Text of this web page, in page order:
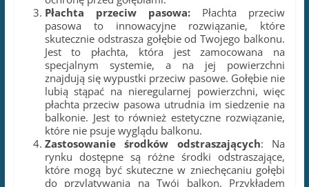
Płachta przeciw pasowa:Płachta przeciw
pasowa to innowacyjne rozwiązanie, które
skutecznie odstrasza gołębie od Twojego balkonu.
Jest to płachta, która jest zamocowana na
specjalnym systemie, a na jej powierzchni
znajdują się wypustki przeciw pasowe. Gołębie nie
lubią stąpać na nieregularnej powierzchni, więc
płachta przeciw pasowa utrudnia im siedzenie na
balkonie. Jest to również estetyczne rozwiązanie,
które nie psuje wyglądu balkonu.
Zastosowanie środków odstraszających: Na
rynku dostępne są różne środki odstraszające,
które mogą być skuteczne w zniechęcaniu gołębi
do przylatywania na Twój balkon. Przykładem